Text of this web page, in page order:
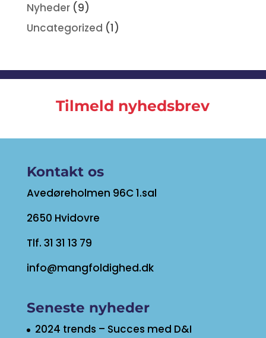
Nyheder(9)
Uncategorized (1)
Tilmeld nyhedsbrev
Kontakt os
Avedøreholmen 96C 1.sal
2650 Hvidovre
Tlf. 31 31 13 79
info@mangfoldighed.dk
Seneste nyheder
2024 trends – Succes med D&I